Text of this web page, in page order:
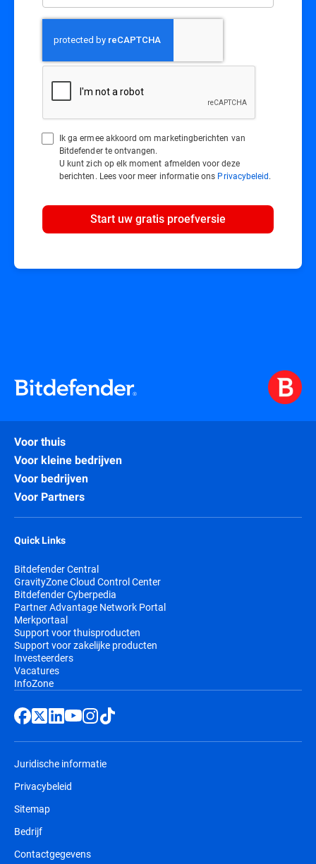
Ik ga ermee akkoord om marketingberichten van
Bitdefender te ontvangen.
U kunt zich op elk moment afmelden voor deze
berichten. Lees voor meer informatie ons Privacybeleid.
Start uw gratis proefversie
Voor thuis
Voor kleine bedrijven
Voor bedrijven
Voor Partners
Quick Links
Bitdefender Central
GravityZone Cloud Control Center
Bitdefender Cyberpedia
Partner Advantage Network Portal
Merkportaal
Support voor thuisproducten
Support voor zakelijke producten
Investeerders
Vacatures
InfoZone
Juridische informatie
Privacybeleid
Sitemap
Bedrijf
Contactgegevens